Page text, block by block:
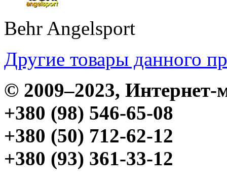
Behr Angelsport
Другие товары данного
© 2009–2023,
+380 (98) 546-65-08
+380 (50) 712-62-12
+380 (93) 361-33-12